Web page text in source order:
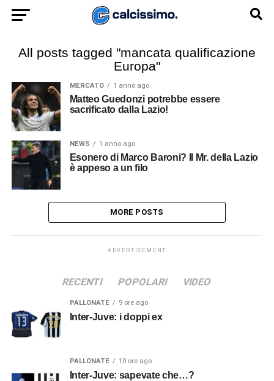
All posts tagged "mancata qualificazione
Europa"
MERCATO 1 anno ago
Matteo Guedonzi potrebbe essere
sacrificato dalla Lazio!
NEWS 1 anno ago
Esonero di Marco Baroni? Il Mr. della Lazio
è appeso a un filo
MORE POSTS
ADVERTISEMENT
RECENTI POPOLARI VIDEO
PALLONATE 9 ore ago
Inter-Juve: i doppi ex
PALLONATE 10 ore ago
Inter-Juve: sapevate che…?